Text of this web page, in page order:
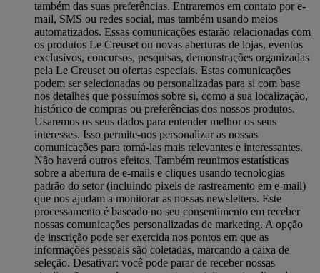
também das suas preferências. Entraremos em contato por e-
mail, SMS ou redes social, mas também usando meios
automatizados. Essas comunicações estarão relacionadas com
os produtos Le Creuset ou novas aberturas de lojas, eventos
exclusivos, concursos, pesquisas, demonstrações organizadas
pela Le Creuset ou ofertas especiais. Estas comunicações
podem ser selecionadas ou personalizadas para si com base
nos detalhes que possuímos sobre si, como a sua localização,
histórico de compras ou preferências dos nossos produtos.
Usaremos os seus dados para entender melhor os seus
interesses. Isso permite-nos personalizar as nossas
comunicações para torná-las mais relevantes e interessantes.
Não haverá outros efeitos. Também reunimos estatísticas
sobre a abertura de e-mails e cliques usando tecnologias
padrão do setor (incluindo pixels de rastreamento em e-mail)
que nos ajudam a monitorar as nossas newsletters. Este
processamento é baseado no seu consentimento em receber
nossas comunicações personalizadas de marketing. A opção
de inscrição pode ser exercida nos pontos em que as
informações pessoais são coletadas, marcando a caixa de
seleção. Desativar: você pode parar de receber nossas